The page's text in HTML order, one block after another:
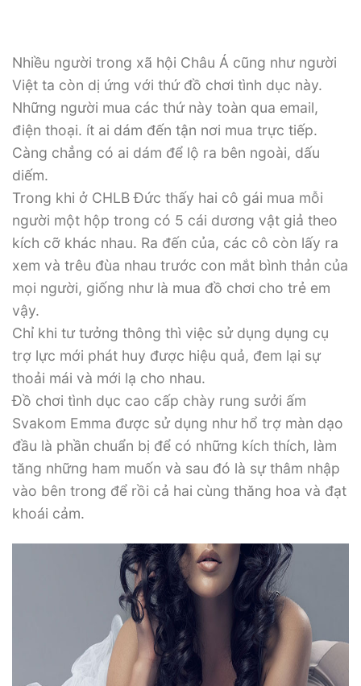
Nhiều người trong xã hội Châu Á cũng như người
Việt ta còn dị ứng với thứ đồ chơi tình dục này.
Những người mua các thứ này toàn qua email,
điện thoại. ít ai dám đến tận nơi mua trực tiếp.
Càng chẳng có ai dám để lộ ra bên ngoài, dấu
diếm.
Trong khi ở CHLB Đức thấy hai cô gái mua mỗi
người một hộp trong có 5 cái dương vật giả theo
kích cỡ khác nhau. Ra đến của, các cô còn lấy ra
xem và trêu đùa nhau trước con mắt bình thản của
mọi người, giống như là mua đồ chơi cho trẻ em
vậy.
Chỉ khi tư tưởng thông thì việc sử dụng dụng cụ
trợ lực mới phát huy được hiệu quả, đem lại sự
thoải mái và mới lạ cho nhau.
Đồ chơi tình dục cao cấp chày rung sưởi ấm
Svakom Emma được sử dụng như hổ trợ màn dạo
đầu là phần chuẩn bị để có những kích thích, làm
tăng những ham muốn và sau đó là sự thâm nhập
vào bên trong để rồi cả hai cùng thăng hoa và đạt
khoái cảm.